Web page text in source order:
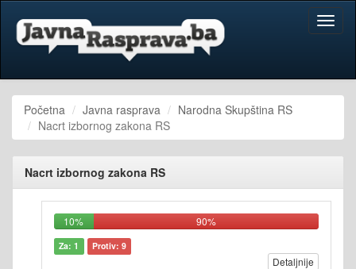
Početna Javna rasprava
Narodna Skupština RS
Nacrt izbornog zakona RS
Nacrt izbornog zakona RS
10% 90%
Za: 1 Protiv: 9
Detaljnije